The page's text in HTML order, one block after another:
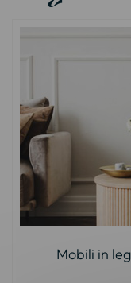
Mobili in